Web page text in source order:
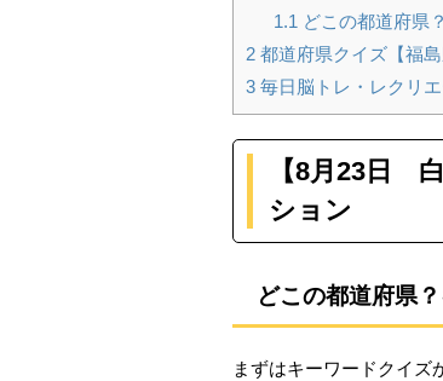
1.1 どこの都道府県
2 都道府県クイズ【福島
3 毎日脳トレ・レクリ
【8月23日
ション
どこの都道府県
まずはキーワードクイズ